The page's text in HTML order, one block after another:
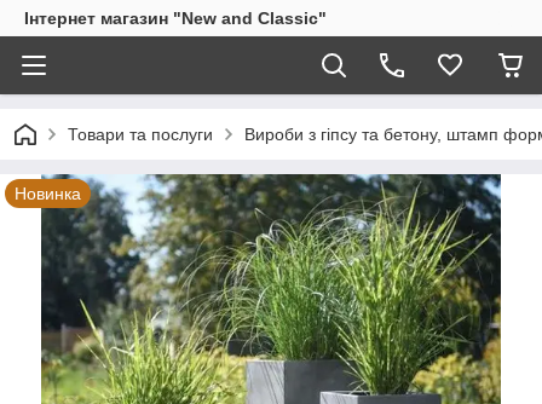
Інтернет магазин "New and Classic"
Товари та послуги Вироби з гіпсу та бетону, штамп
Новинка